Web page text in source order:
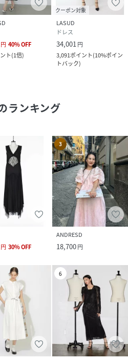
円 40%OFF
ト(1倍)
クーポン対象
LASUD
ドレス
34,001 円
3,091ポイント(10%ポイン
トバック)
ランキング
円 30%OFF
3
ANDRESD
18,700円
6